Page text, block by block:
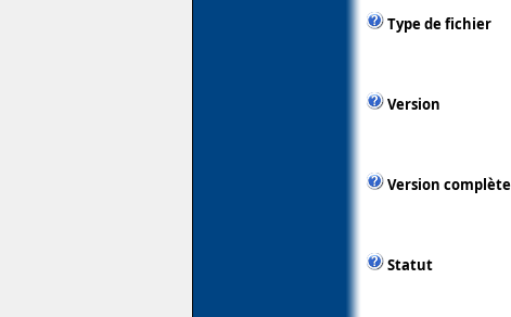
Type de fichier
Version
Version complète
Statut